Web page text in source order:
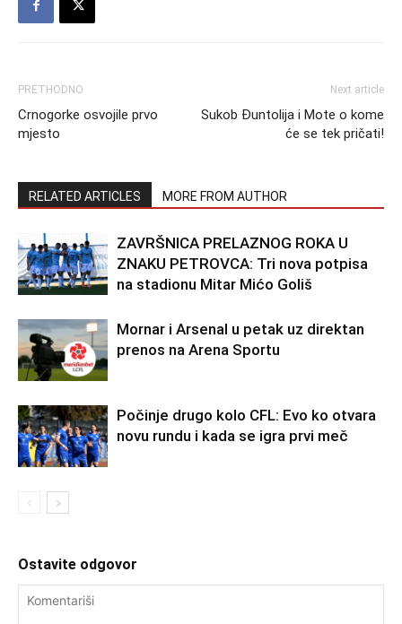
PRETHODNO
Crnogorke osvojile prvo
mjesto
Next article
Sukob Đuntolija i Mote o kome
će se tek pričati!
RELATED ARTICLES MORE FROM AUTHOR
ZAVRŠNICA PRELAZNOG ROKA U
ZNAKU PETROVCA: Tri nova potpisa
na stadionu Mitar Mićo Goliš
Mornar i Arsenal u petak uz direktan
prenos na Arena Sportu
Počinje drugo kolo CFL: Evo ko otvara
novu rundu i kada se igra prvi meč
Ostavite odgovor